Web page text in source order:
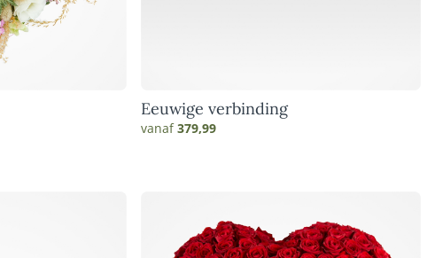
Eeuwige verbinding
vanaf379,99